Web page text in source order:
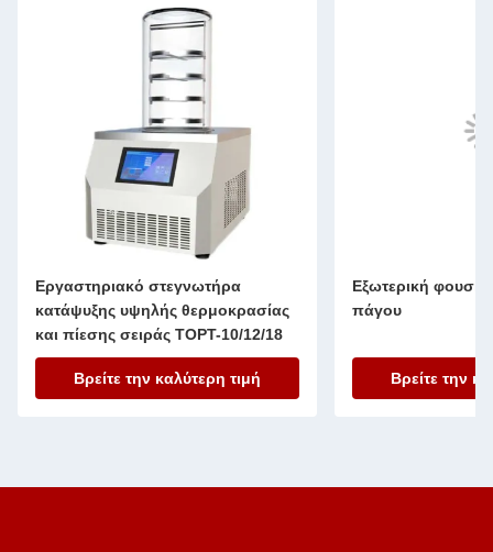
Εργαστηριακό στεγνωτήρα
κατάψυξης υψηλής θερμοκρασίας
και πίεσης σειράς TOPT-10/12/18
Βρείτε την καλύτερη τιμή
Εξωτερική
πάγου
Βρείτε την